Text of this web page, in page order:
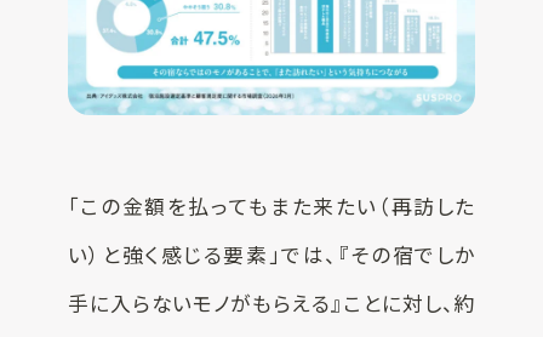
「この金額を払ってもまた来たい（再訪した
い）と強く感じる要素」では、『その宿でしか
手に入らないモノがもらえる』ことに対し、約